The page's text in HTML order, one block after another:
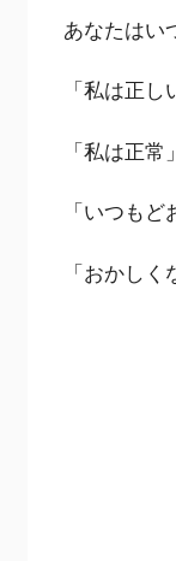
あなたはい
「私は正し
「私は正常」
「いつもど
「おかしく